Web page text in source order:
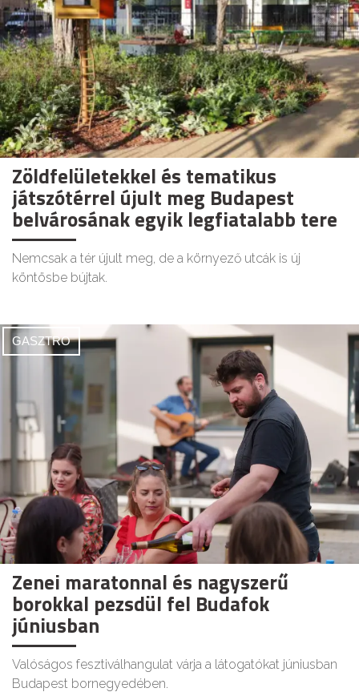
Zöldfelületekkel és tematikus
játszótérrel újult meg Budapest
belvárosának egyik legfiatalabb tere
Nemcsak a tér újult meg, de a környező utcák is új
köntösbe bújtak.
GASZTRO
Zenei maratonnal és nagyszerű
borokkal pezsdül fel Budafok
júniusban
Valóságos fesztiválhangulat várja a látogatókat júniusban
Budapest bornegyedében.